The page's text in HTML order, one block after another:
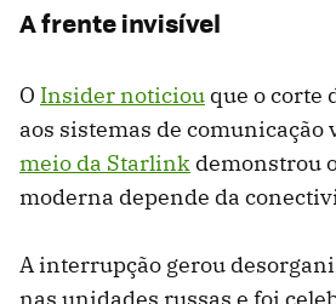
A frente invisível
O Insider noticiou que o corte
aos sistemas de comunicação
meio da Starlink demonstrou
moderna depende da
A interrupção gerou